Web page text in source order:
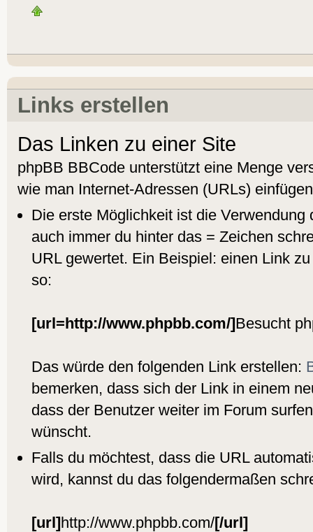
Links erstellen
Das Linken zu einer Site
phpBB BBCode unterstützt eine Menge
wie man Internet-Adressen (URLs)
Die erste Möglichkeit ist die Verwendung
auch immer du hinter das = Zeichen
URL gewertet. Ein Beispiel: einen Link
so:
[url=http://www.phpbb.com/]Besucht
Das würde den folgenden Link erstellen:
bemerken, dass sich der Link in einem
dass der Benutzer weiter im Forum
wünscht.
Falls du möchtest, dass die URL
wird, kannst du das folgendermaßen
[url]http://www.phpbb.com/[/url]